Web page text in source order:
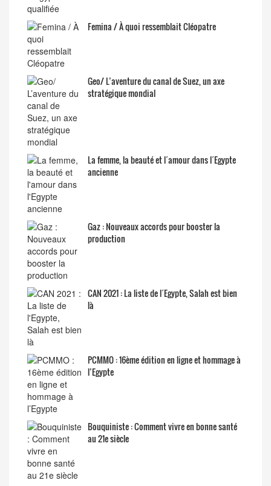
Femina / À quoi ressemblait Cléopatre
Geo/ L’aventure du canal de Suez, un axe
stratégique mondial
La femme, la beauté et l´amour dans l´Egypte
ancienne
Gaz : Nouveaux accords pour booster la
production
CAN 2021 : La liste de l´Egypte, Salah est bien
là
PCMMO : 16ème édition en ligne et hommage à
l’Egypte
Bouquiniste : Comment vivre en bonne santé
au 21e siècle